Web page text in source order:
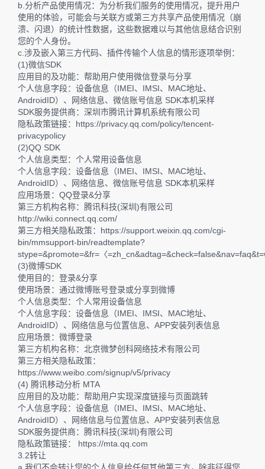
b.分析产品使用情况：为分析我们服务的使用情况，提升用户
使用的体验，可能会与关联方或第三方共享产品使用情况（崩
溃、闪退）的统计性数据，这些数据难以与其他信息结合识别
您的个人身份。
c.涉及嵌入第三方代码、插件传输个人信息的情形逐项举例：
(1)微信SDK
应用目的及功能：帮助用户使用微信登录与分享
个人信息字段：设备信息（IMEI、IMSI、MAC地址、
AndroidID）、网络信息、微信账号信息 SDK本机采样
SDK服务提供商：深圳市腾讯计算机系统有限公司
隐私政策链接：https://privacy.qq.com/policy/tencent-
privacypolicy
(2)QQ SDK
个人信息类型：个人常用设备信息
个人信息字段：设备信息（IMEI、IMSI、MAC地址、
AndroidID）、网络信息、微信账号信息 SDK本机采样
应用场景：QQ登录&分享
第三方机构名称：腾讯科技(深圳)有限公司
http://wiki.connect.qq.com/
第三方相关隐私政策：https://support.weixin.qq.com/cgi-
bin/mmsupport-bin/readtemplate?
stype=&promote=&fr=〈
(3)微博SDK
使用目的：登录&分享
使用场景：通过微博账号登录或分享到微博
个人信息类型：个人常用设备信息
个人信息字段：设备信息（IMEI、IMSI、MAC地址、
AndroidID）、网络信息与位置信息、APP安装列表信息
应用场景：微博登录
第三方机构名称：北京微梦创科网络技术有限公司
第三方相关隐私政策：
https://www.weibo.com/signup/v5/privacy
(4) 腾讯移动分析 MTA
应用目的及功能：帮助用户实现深度链接与页面跳转
个人信息字段：设备信息（IMEI、IMSI、MAC地址、
AndroidID）、网络信息与位置信息、APP安装列表信息
SDK服务提供商：腾讯科技(深圳)有限公司
隐私政策链接： https://mta.qq.com
3.2转让